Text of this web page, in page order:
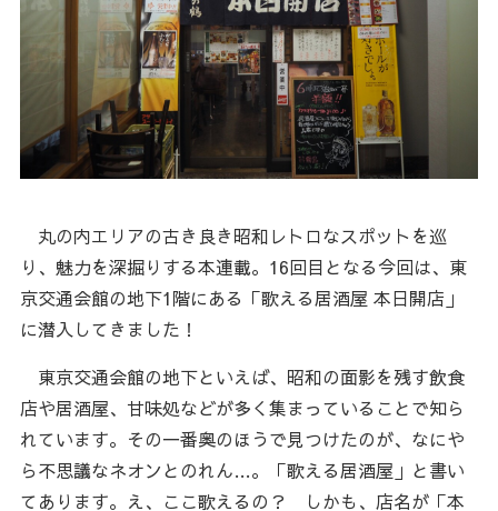
丸の内エリアの古き良き昭和レトロなスポットを巡
り、魅力を深掘りする本連載。16回目となる今回は、東
京交通会館の地下1階にある「歌える居酒屋 本日開店」
に潜入してきました！
東京交通会館の地下といえば、昭和の面影を残す飲食
店や居酒屋、甘味処などが多く集まっていることで知ら
れています。その一番奥のほうで見つけたのが、なにや
ら不思議なネオンとのれん…。「歌える居酒屋」と書い
てあります。え、ここ歌えるの？ しかも、店名が「本